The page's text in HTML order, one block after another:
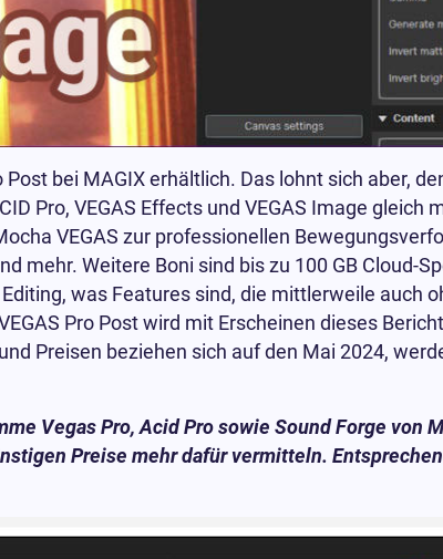
bei MAGIX erhältlich. Das lohnt sich aber,
Pro, VEGAS Effects und VEGAS Image gleich
VEGAS zur professionellen
mehr. Weitere Boni sind bis zu 100 GB Cloud-
was Features sind, die mittlerweile auch
Pro Post wird mit Erscheinen dieses
Preisen beziehen sich auf den Mai 2024,
Vegas Pro, Acid Pro sowie Sound Forge von
Preise mehr dafür vermitteln.